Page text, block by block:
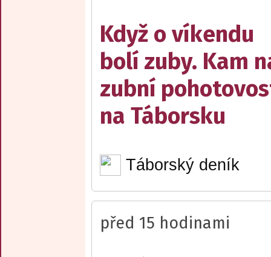
Když o víkendu
bolí zuby. Kam
zubní
na Táborsku
Táborský deník
před 15 hodinami